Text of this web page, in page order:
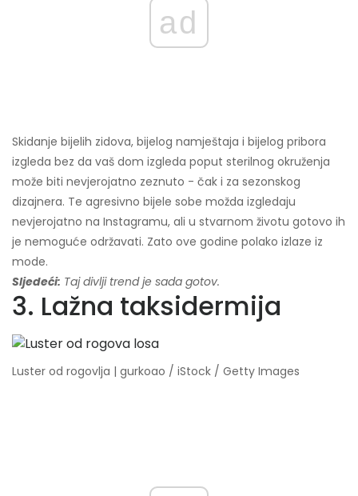
ad
Skidanje bijelih zidova, bijelog namještaja i bijelog pribora
izgleda bez da vaš dom izgleda poput sterilnog okruženja
može biti nevjerojatno zeznuto - čak i za sezonskog
dizajnera. Te agresivno bijele sobe možda izgledaju
nevjerojatno na Instagramu, ali u stvarnom životu gotovo ih
je nemoguće održavati. Zato ove godine polako izlaze iz
mode.
Sljedeći: Taj divlji trend je sada gotov.
3. Lažna taksidermija
Luster od rogovlja | gurkoao / iStock / Getty Images